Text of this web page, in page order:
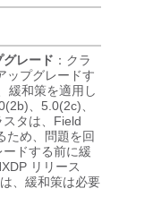
レード ：クラ
ップグレードす
緩和策を適用し
、5.0(2c)、
タは、Field
ため、問題を回
ドする前に緩
リリース
、緩和策は必要